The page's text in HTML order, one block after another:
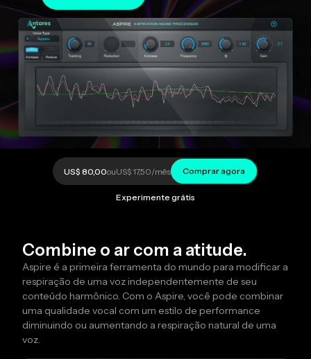
US$ 80,00ouUS$ 17,50/mês Comprar agora
Experimente grátis
Combine o ar com a atitude.
Aspire é a primeira ferramenta do mundo para modificar a
respiração de uma voz independentemente de seu
conteúdo harmônico. Com o Aspire, você pode combinar
uma qualidade vocal com um estilo de performance
diminuindo ou aumentando a respiração natural de uma
voz.